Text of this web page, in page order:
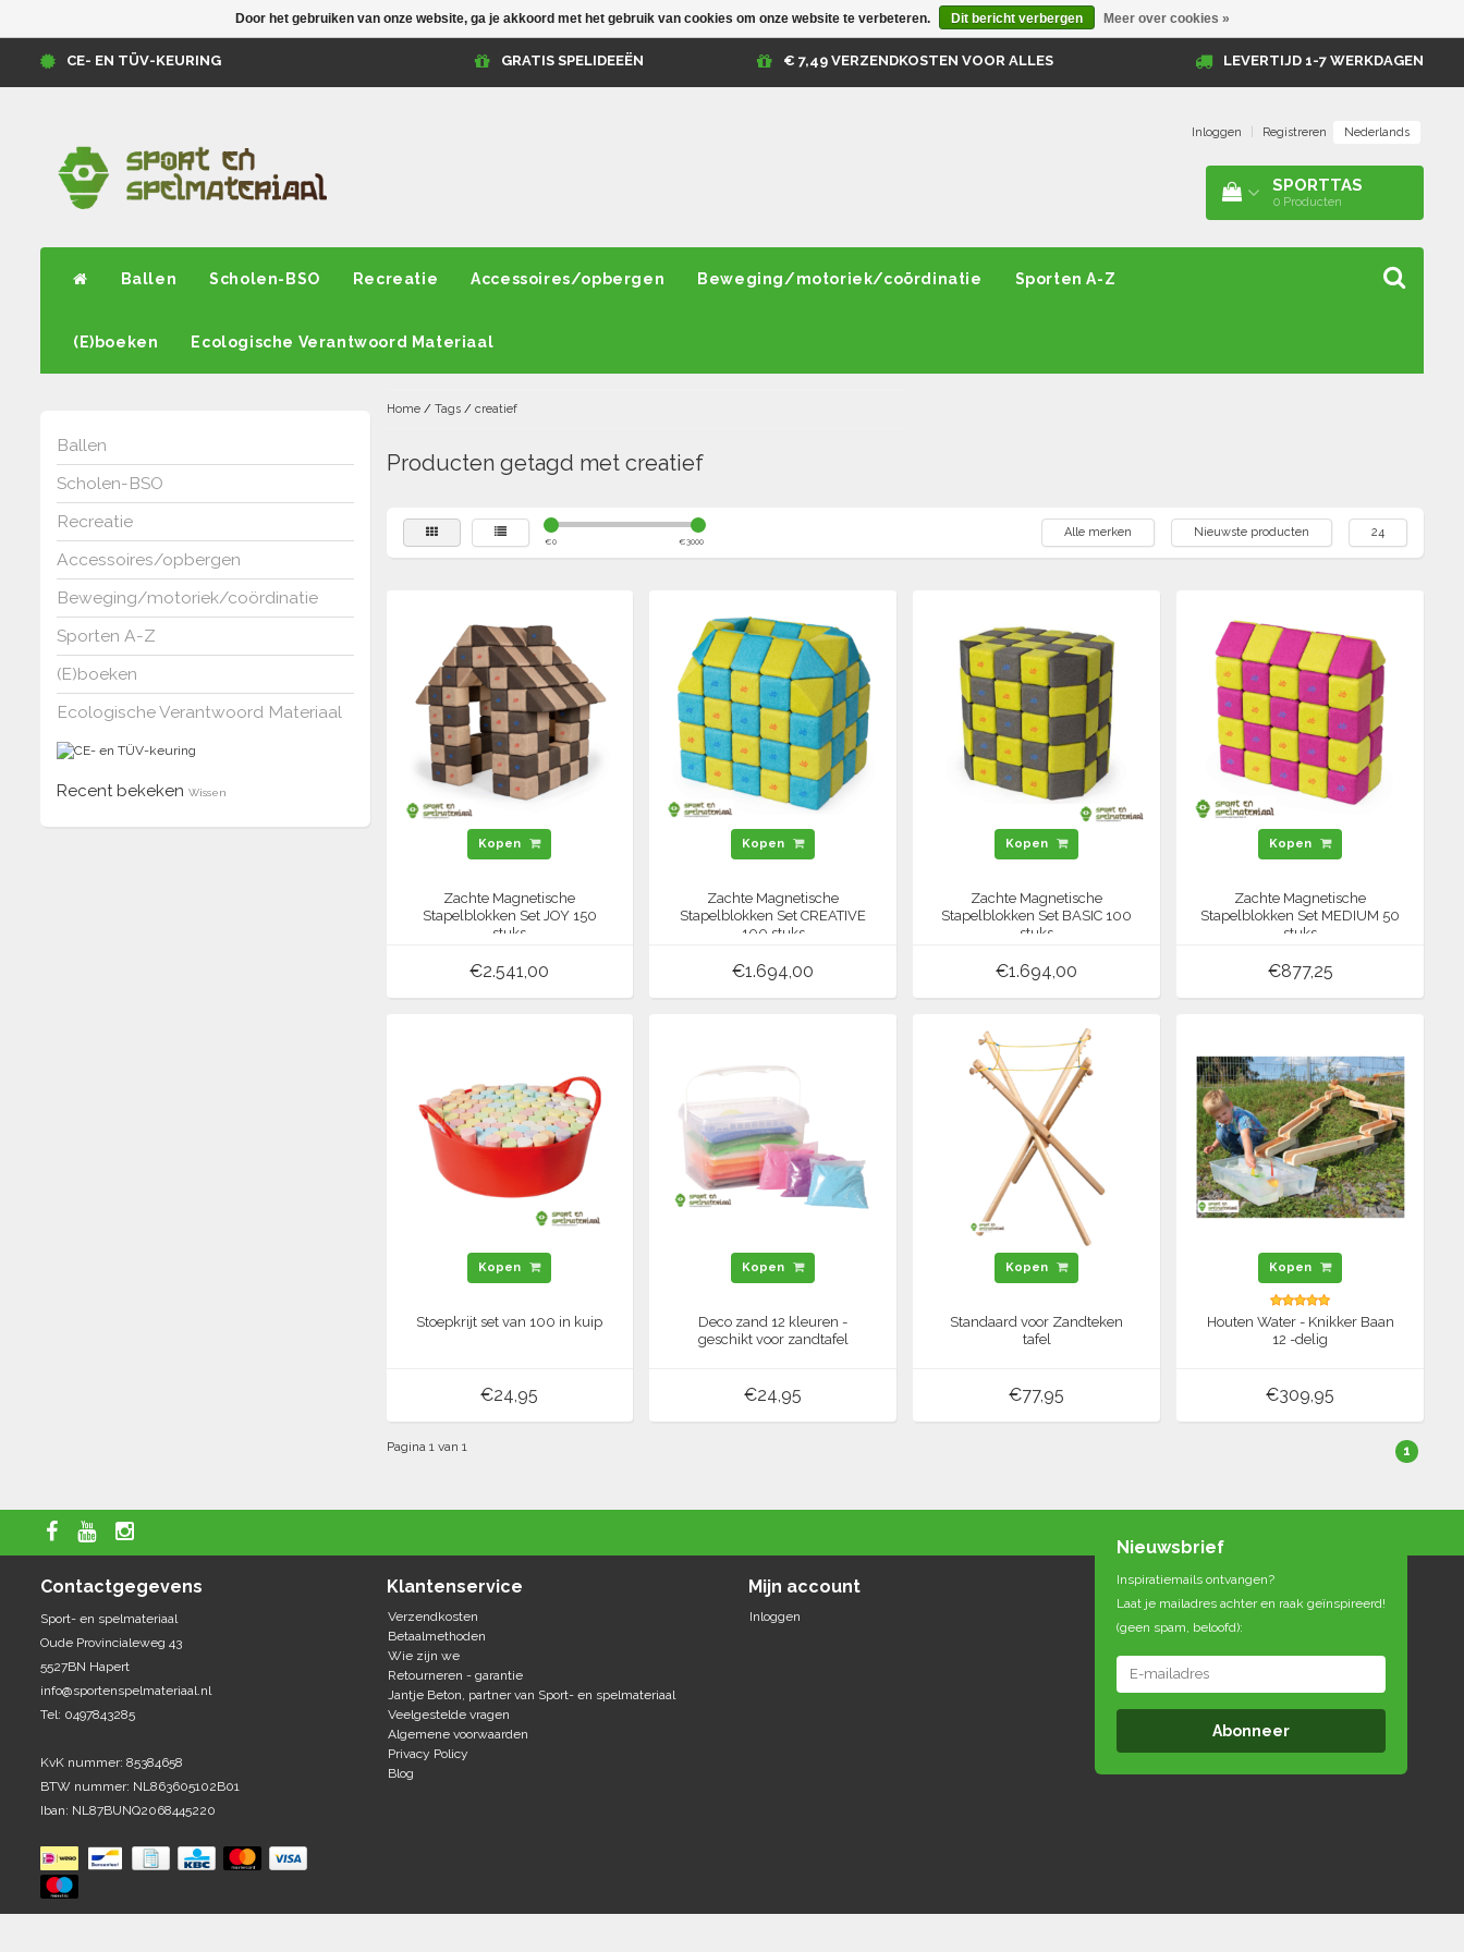
CE- EN TÜV-KEURING GRATIS SPELIDEEËN € 7,49 VERZENDKOSTEN VOOR ALLES LEVERTIJD 1-7 WERKDAGEN
Inloggen Registreren Nederlands
SPORTTAS
0 Producten
Ballen Scholen-BSO Recreatie Accessoires/opbergen Beweging/motoriek/coördinatie Sporten A-Z
(E)boeken Ecologische Verantwoord Materiaal
Ballen
Scholen-BSO
Recreatie
Accessoires/opbergen
Beweging/motoriek/coördinatie
Sporten A-Z
(E)boeken
Ecologische Verantwoord Materiaal
Recent bekeken Wissen
Home/ Tags/ creatief
Producten getagd met creatief
€0 €3000
Alle merken Nieuwste producten 24
Kopen
Zachte Magnetische
Stapelblokken Set JOY 150
stuks
€2.541,00
Kopen
Zachte Magnetische
Stapelblokken Set CREATIVE
100 stuks
€1.694,00
Kopen
Zachte Magnetische
Stapelblokken Set BASIC 100
stuks
€1.694,00
Kopen
Zachte Magnetische
Stapelblokken Set MEDIUM 50
stuks
€877,25
Kopen
Stoepkrijt set van 100 in kuip
€24,95
Kopen
Deco zand 12 kleuren -
geschikt voor zandtafel
€24,95
Kopen
Standaard voor Zandteken
tafel
€77,95
Kopen
Houten Water - Knikker Baan
12 -delig
€309,95
Pagina 1 van 1 1
Contactgegevens
Sport- en spelmateriaal
Oude Provincialeweg 43
5527BN Hapert
info@sportenspelmateriaal.nl
Tel: 0497843285
KvK nummer: 85384658
BTW nummer: NL863605102B01
Iban: NL87BUNQ2068445220
Klantenservice
Verzendkosten
Betaalmethoden
Wie zijn we
Retourneren - garantie
Jantje Beton, partner van Sport- en spelmateriaal
Veelgestelde vragen
Algemene voorwaarden
Privacy Policy
Blog
Mijn account
Inloggen
Nieuwsbrief
Inspiratiemails ontvangen?
Laat je mailadres achter en raak geïnspireerd!
(geen spam, beloofd):
Abonneer
Door het gebruiken van onze website, ga je akkoord met het gebruik van cookies om onze website te verbeteren. Dit bericht verbergen Meer over cookies »